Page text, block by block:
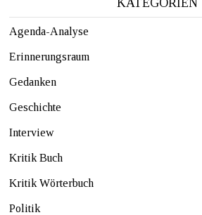
KATEGORIEN
Agenda-Analyse
Erinnerungsraum
Gedanken
Geschichte
Interview
Kritik Buch
Kritik Wörterbuch
Politik